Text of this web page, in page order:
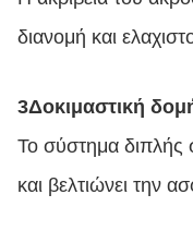
διανομή και
3Δοκιμαστική
Το σύστημα διπλής
και βελτιώνει την